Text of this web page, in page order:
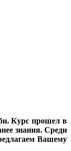
Курс прошел в
знания. Среди
Вашему